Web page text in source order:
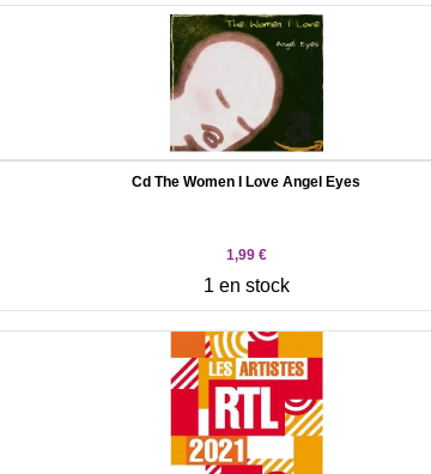
Cd The Women I Love Angel Eyes
1,99 €
1 en stock